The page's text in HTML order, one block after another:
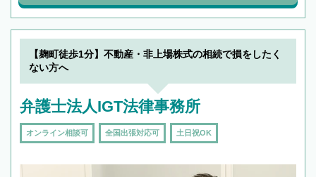
【麹町徒歩1分】不動産・非上場株式の相続で損をしたく
ない方へ
弁護士法人IGT法律事務所
オンライン相談可 全国出張対応可 土日祝OK